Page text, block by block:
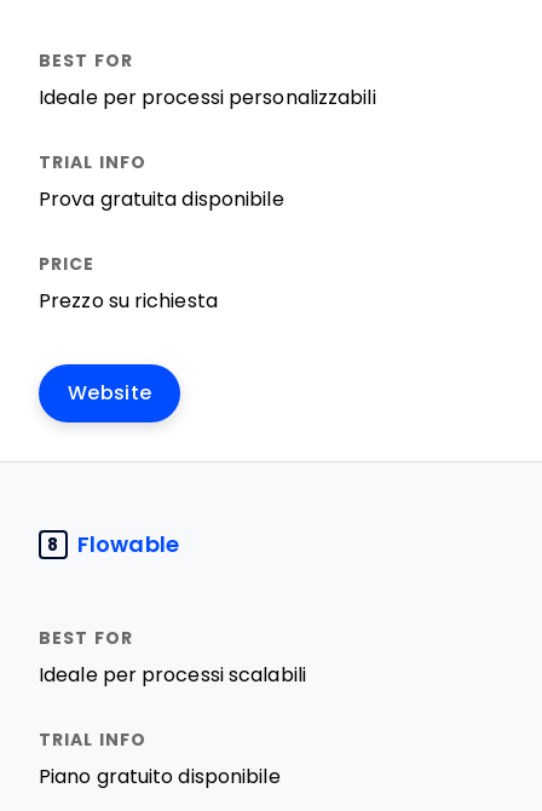
Ideale per processi personalizzabili
Prova gratuita disponibile
Prezzo su richiesta
Website
8 Flowable
Ideale per processi scalabili
Piano gratuito disponibile